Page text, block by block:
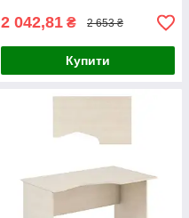
2 042,81 ₴ 2 653 ₴
Купити